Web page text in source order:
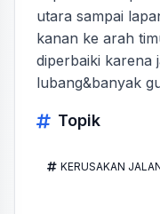
utara sampai
kanan ke arah
diperbaiki karena
lubang&banyak
Topik
KERUSAKAN